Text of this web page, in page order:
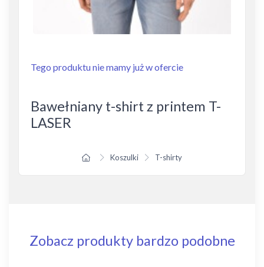
Tego produktu nie mamy już w ofercie
Bawełniany t-shirt z printem T-
LASER
Koszulki T-shirty
Zobacz produkty bardzo podobne